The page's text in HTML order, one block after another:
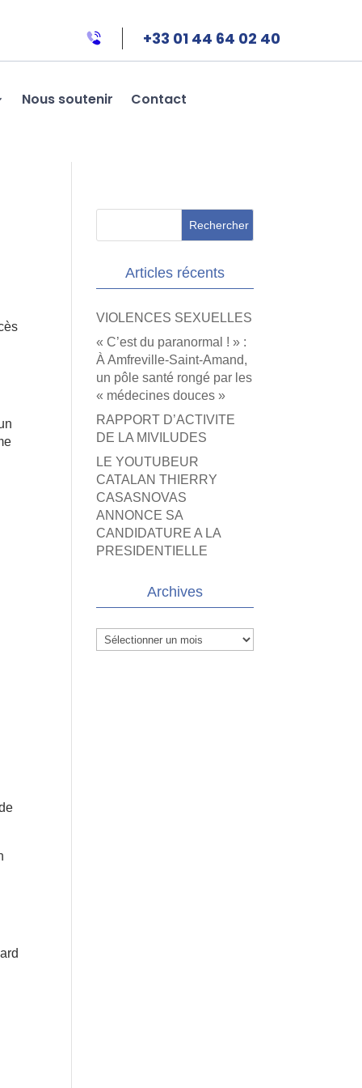
+33 01 44 64 02 40
Nous soutenir Contact
Articles récents
VIOLENCES SEXUELLES
« C’est du paranormal ! » :
À Amfreville-Saint-Amand,
un pôle santé rongé par les
« médecines douces »
RAPPORT D’ACTIVITE
DE LA MIVILUDES
LE YOUTUBEUR
CATALAN THIERRY
CASASNOVAS
ANNONCE SA
CANDIDATURE A LA
PRESIDENTIELLE
Archives
Archives